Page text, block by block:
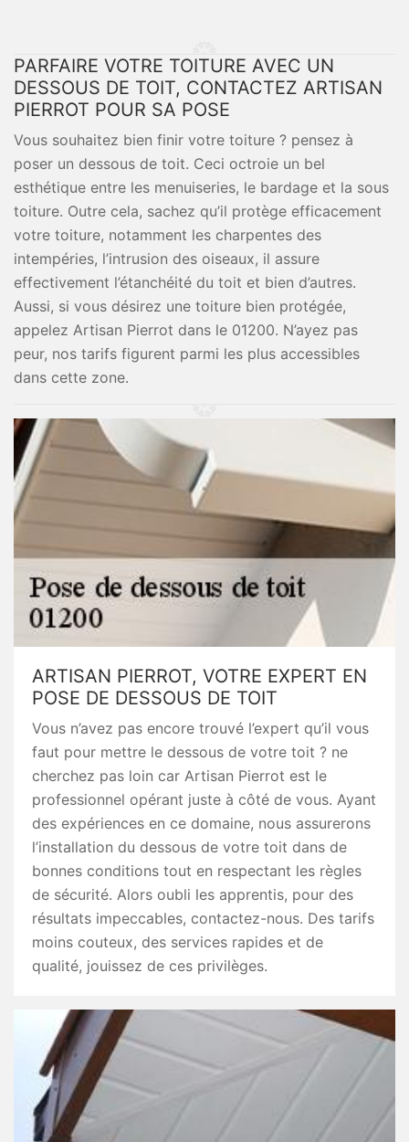
PARFAIRE VOTRE TOITURE AVEC UN
DESSOUS DE TOIT, CONTACTEZ ARTISAN
PIERROT POUR SA POSE
Vous souhaitez bien finir votre toiture ? pensez à
poser un dessous de toit. Ceci octroie un bel
esthétique entre les menuiseries, le bardage et la sous
toiture. Outre cela, sachez qu’il protège efficacement
votre toiture, notamment les charpentes des
intempéries, l’intrusion des oiseaux, il assure
effectivement l’étanchéité du toit et bien d’autres.
Aussi, si vous désirez une toiture bien protégée,
appelez Artisan Pierrot dans le 01200. N’ayez pas
peur, nos tarifs figurent parmi les plus accessibles
dans cette zone.
ARTISAN PIERROT, VOTRE EXPERT EN
POSE DE DESSOUS DE TOIT
Vous n’avez pas encore trouvé l’expert qu’il vous
faut pour mettre le dessous de votre toit ? ne
cherchez pas loin car Artisan Pierrot est le
professionnel opérant juste à côté de vous. Ayant
des expériences en ce domaine, nous assurerons
l’installation du dessous de votre toit dans de
bonnes conditions tout en respectant les règles
de sécurité. Alors oubli les apprentis, pour des
résultats impeccables, contactez-nous. Des tarifs
moins couteux, des services rapides et de
qualité, jouissez de ces privilèges.